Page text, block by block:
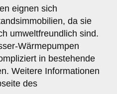
eignen sich
da sie
umweltfreundlich sind.
Wärmepumpen
in bestehende
Weitere Informationen
des